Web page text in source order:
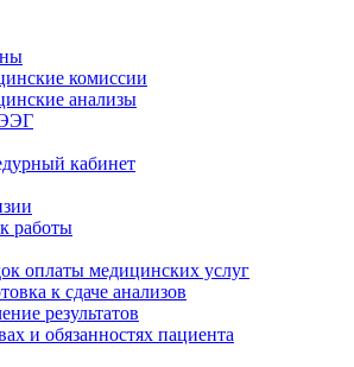
комиссии
анализы
кабинет
работы
оплаты медицинских услуг
к сдаче анализов
результатов
и обязанностях пациента